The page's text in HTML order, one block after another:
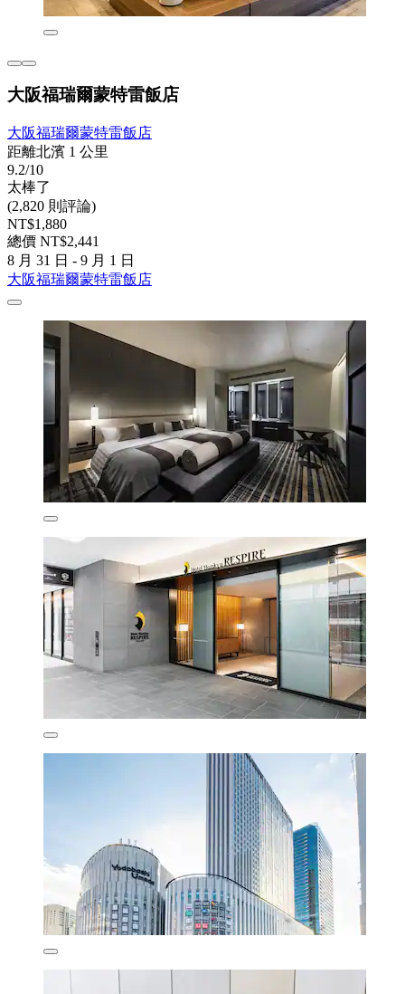
大阪福瑞爾蒙特雷飯店
大阪福瑞爾蒙特雷飯店
距離北濱 1 公里
9.2/10
太棒了
(2,820 則評論)
NT$1,880
總價 NT$2,441
8 月 31 日 - 9 月 1 日
大阪福瑞爾蒙特雷飯店